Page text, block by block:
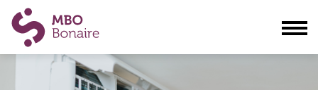
Opleidingen